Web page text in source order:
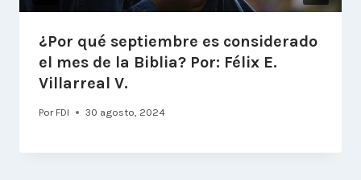
¿Por qué septiembre es considerado
el mes de la Biblia? Por: Félix E.
Villarreal V.
Por FDI 30 agosto, 2024